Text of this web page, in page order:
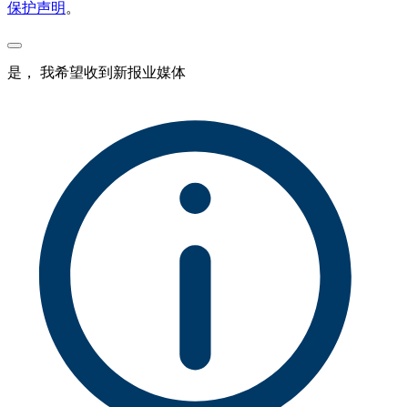
保护声明。
是， 我希望收到新报业媒体